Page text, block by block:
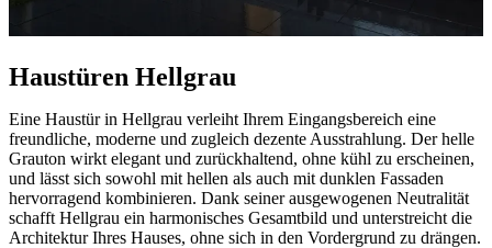
Haustüren Hellgrau
Eine Haustür in Hellgrau verleiht Ihrem Eingangsbereich eine
freundliche, moderne und zugleich dezente Ausstrahlung. Der helle
Grauton wirkt elegant und zurückhaltend, ohne kühl zu erscheinen,
und lässt sich sowohl mit hellen als auch mit dunklen Fassaden
hervorragend kombinieren. Dank seiner ausgewogenen Neutralität
schafft Hellgrau ein harmonisches Gesamtbild und unterstreicht die
Architektur Ihres Hauses, ohne sich in den Vordergrund zu drängen.